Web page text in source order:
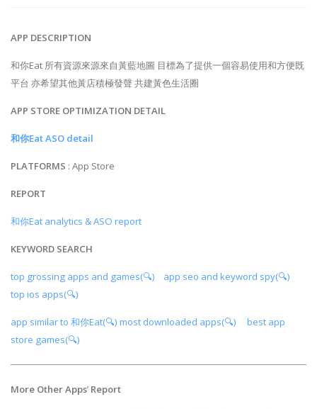
APP DESCRIPTION
和你Eat 所有資源來源來自黃藍地圖 目標為了提供一個容易使用和方便既
平台 亦希望其他黃店積極發聲 共建黃色生活圈
APP STORE OPTIMIZATION DETAIL
和你Eat ASO detail
PLATFORMS : App Store
REPORT
和你Eat analytics & ASO report
KEYWORD SEARCH
top grossing apps and games(🔍)
app seo and keyword spy(🔍)
top ios apps(🔍)
app similar to 和你Eat(🔍) most downloaded apps(🔍)
best app
store games(🔍)
More Other Apps’ Report